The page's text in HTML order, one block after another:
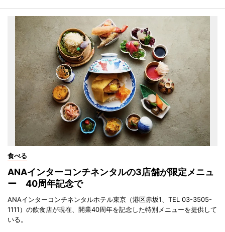
食べる
ANAインターコンチネンタルの3店舗が限定メニュ
ー 40周年記念で
ANAインターコンチネンタルホテル東京（港区赤坂1、TEL 03-3505-
1111）の飲食店が現在、開業40周年を記念した特別メニューを提供して
いる。